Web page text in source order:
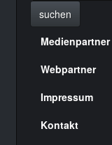
suchen
Menülinks
rechte
Seite
Medienpartner
Webpartner
Impressum
Kontakt